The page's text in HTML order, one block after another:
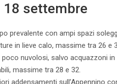
18 settembre
prevalente con ampi spazi
in lieve calo, massime tra 26 e
nuvolosi, salvo acquazzoni in
massime tra 28 e 32.
addensamenti sull’Appennino